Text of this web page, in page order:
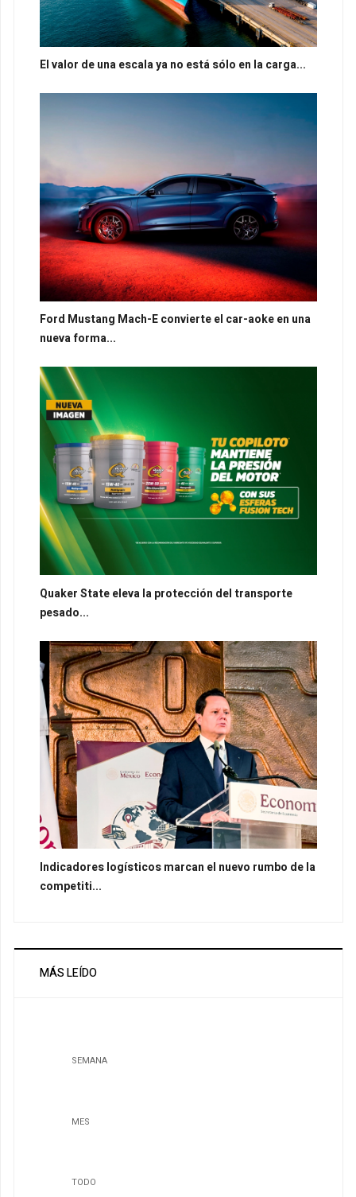
El valor de una escala ya no está sólo en la carga...
Ford Mustang Mach-E convierte el car-aoke en una
nueva forma...
Quaker State eleva la protección del transporte
pesado...
Indicadores logísticos marcan el nuevo rumbo de la
competiti...
MÁS LEÍDO
SEMANA
MES
TODO